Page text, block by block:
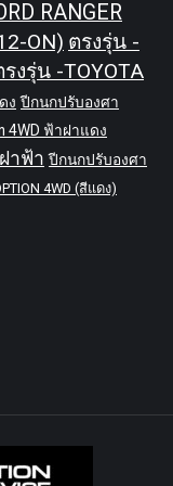
RANGER
ON) ตรงรุ่น -
รงรุ่น -TOYOTA
ง ปีกนกปรับองศา
4WD ฟ้าฝาแดง
าฟ้า ปีกนกปรับองศา
4WD (สีแดง)